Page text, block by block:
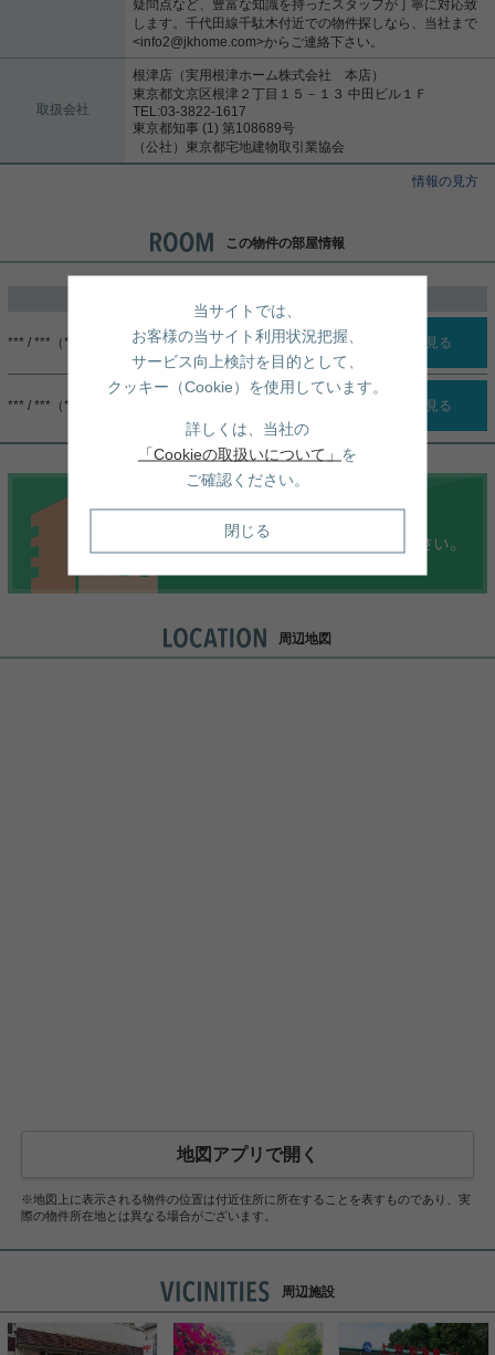
疑問点など、豊富な知識を持ったスタッフが丁寧に対応致
します。千代田線千駄木付近での物件探しなら、当社まで
<info2@jkhome.com>からご連絡下さい。
取扱会社
根津店（実用根津ホーム株式会社 本店）
東京都文京区根津２丁目１５－１３ 中田ビル１Ｆ
TEL:03-3822-1617
東京都知事 (1) 第108689号
（公社）東京都宅地建物取引業協会
情報の見方
この物件の部屋情報
*** / ***（***） 詳細を見る
*** / ***（***） 詳細を見る
周辺地図
地図アプリで開く
※地図上に表示される物件の位置は付近住所に所在することを表すものであり、実
際の物件所在地とは異なる場合がございます。
周辺施設
当サイトでは、
お客様の当サイト利用状況把握、
サービス向上検討を目的として、
クッキー（Cookie）を使用しています。
詳しくは、当社の
「Cookieの取扱いについて」 を
ご確認ください。
閉じる